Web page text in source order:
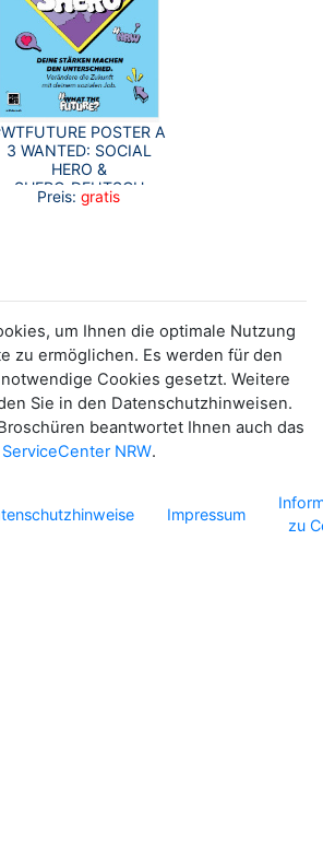
POSTER A
3 WANTED: SOCIAL
HERO &
SHERO_DEUTSCH
Preis: gratis
um Ihnen die optimale Nutzung
zu ermöglichen. Es werden für den
Cookies gesetzt. Weitere
Sie in den Datenschutzhinweisen.
beantwortet Ihnen auch das
ServiceCenter NRW.
Impressum
zu